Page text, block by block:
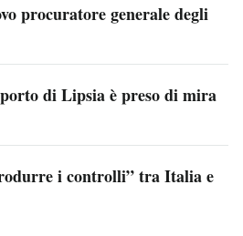
procuratore generale degli
di Lipsia è preso di mira
i controlli” tra Italia e